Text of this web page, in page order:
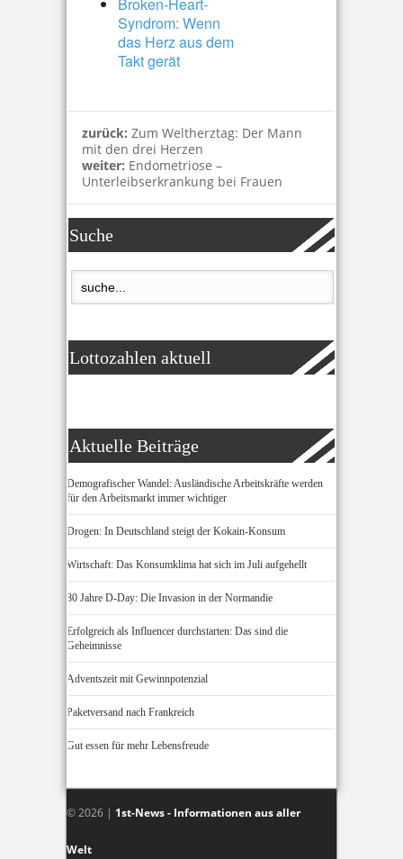
Syndrom: Wenn
das Herz aus dem
Takt gerät
zurück: Zum Weltherztag: Der Mann
mit den drei Herzen
weiter: Endometriose –
Unterleibserkrankung bei Frauen
Suche
Lottozahlen aktuell
Aktuelle Beiträge
Demografischer Wandel: Ausländische Arbeitskräfte werden
für den Arbeitsmarkt immer wichtiger
Drogen: In Deutschland steigt der Kokain-Konsum
Wirtschaft: Das Konsumklima hat sich im Juli aufgehellt
80 Jahre D-Day: Die Invasion in der Normandie
Erfolgreich als Influencer durchstarten: Das sind die
Geheimnisse
Adventszeit mit Gewinnpotenzial
Paketversand nach Frankreich
Gut essen für mehr Lebensfreude
© 2026 | 1st-News - Informationen aus aller
Welt